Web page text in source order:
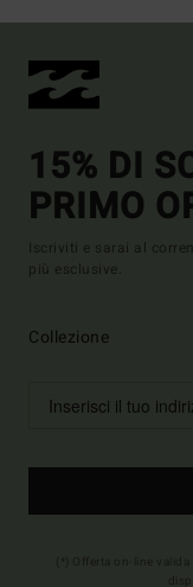
15% DI
PRIMO
Iscriviti e sarai al
più esclusive.
Collezione